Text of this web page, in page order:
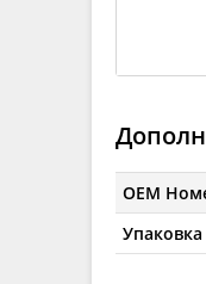
OEM
Упаковка